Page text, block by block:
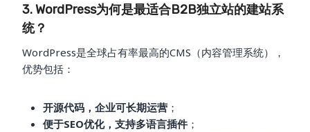
3. WordPress为何是最适合B2B独立站的建站系
统？
WordPress是全球占有率最高的CMS（内容管理系统），
优势包括：
开源代码，企业可长期运营 ；
便于SEO优化，支持多语言插件；